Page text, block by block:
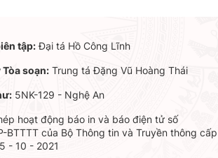
tập:Đại tá Hồ Công Lĩnh
soạn:Trung tá Đặng Vũ Hoàng Thái
5NK-129 - Nghệ An
hoạt động báo in và báo điện tử số
BTTTT của Bộ Thông tin và Truyền thông cấp
- 10 - 2021